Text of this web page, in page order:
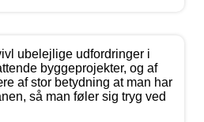
ubelejlige udfordringer i
byggeprojekter, og af
af stor betydning at man har
så man føler sig tryg ved